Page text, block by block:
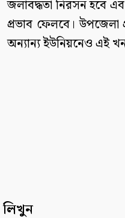
জলাবদ্ধতা নিরসন হবে
প্রভাব ফেলবে। উপজেলা
অন্যান্য ইউনিয়নেও এই